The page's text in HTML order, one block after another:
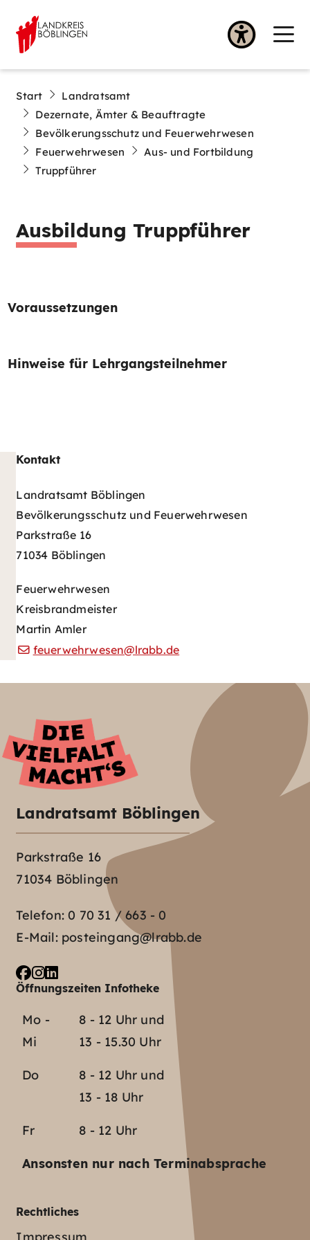
Start
Landratsamt
Dezernate, Ämter & Beauftragte
Bevölkerungsschutz und Feuerwehrwesen
Feuerwehrwesen
Aus- und Fortbildung
Truppführer
Ausbildung Truppführer
Voraussetzungen
Hinweise für Lehrgangsteilnehmer
Kontakt
Landratsamt Böblingen
Bevölkerungsschutz und Feuerwehrwesen
Parkstraße 16
71034 Böblingen
Feuerwehrwesen
Kreisbrandmeister
Martin Amler
feuerwehrwesen@lrabb.de
Landratsamt Böblingen
Parkstraße 16
71034 Böblingen
Telefon:0 70 31 / 663 - 0
E-Mail: posteingang@lrabb.de
Öffnungszeiten Infotheke
Mo -
Mi
8 - 12 Uhr und
13 - 15.30 Uhr
Do
8 - 12 Uhr und
13 - 18 Uhr
Fr 8 - 12 Uhr
Ansonsten nur nach Terminabsprache
Rechtliches
Impressum